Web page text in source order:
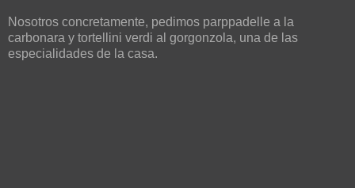
Nosotros concretamente, pedimos parppadelle a la
carbonara y tortellini verdi al gorgonzola, una de las
especialidades de la casa.